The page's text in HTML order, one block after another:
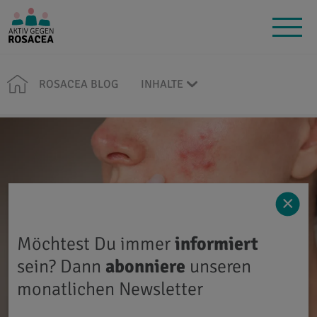
ROSACEA BLOG INHALTE
×
Möchtest Du immerinformiert
sein? Dann abonniere unseren
monatlichen Newsletter